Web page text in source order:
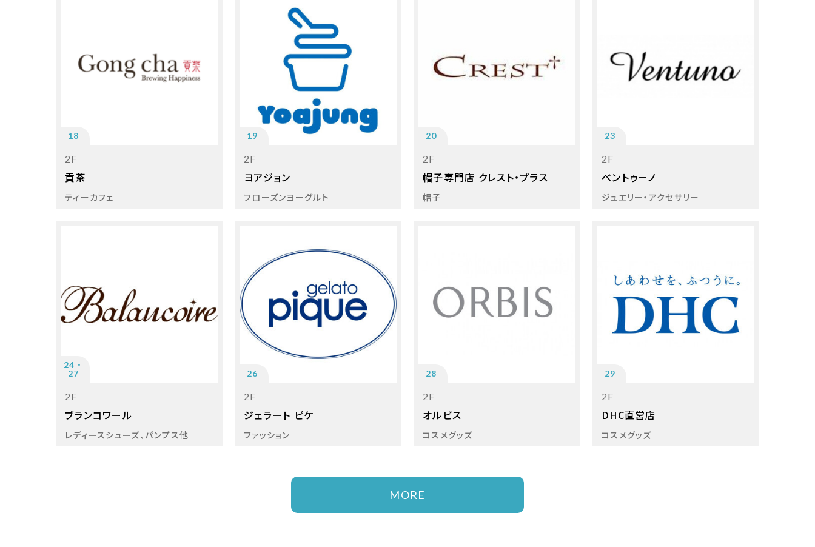
18
2F
貢茶
ティーカフェ
19
2F
ヨアジョン
フローズンヨーグルト
20
2F
帽子専門店 クレスト・プラス
帽子
23
2F
ベントゥーノ
ジュエリー・アクセサリー
24・
27
2F
ブランコワール
レディースシューズ、パンプス他
26
2F
ジェラート ピケ
ファッション
28
2F
オルビス
コスメグッズ
29
2F
DHC直営店
コスメグッズ
MORE